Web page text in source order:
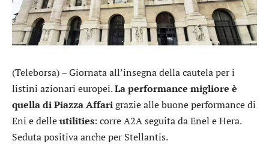
(Teleborsa) – Giornata all’insegna della cautela per i
listini azionari europei.La performance migliore è
quella di Piazza Affarigrazie alle buone performance di
Eni e delleutilities: correA2Aseguita daEnel eHera.
Seduta positiva anche per Stellantis.